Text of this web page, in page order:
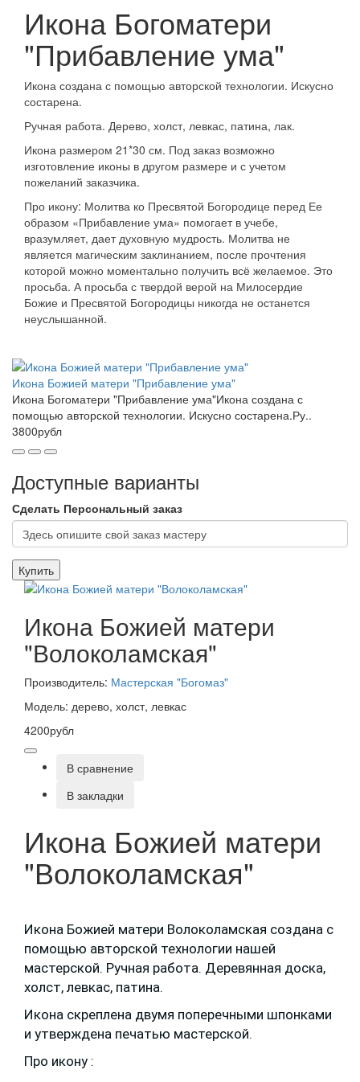
Икона Богоматери
"Прибавление ума"
Икона создана с помощью авторской технологии. Искусно
состарена.
Ручная работа. Дерево, холст, левкас, патина, лак.
Икона размером 21*30 см. Под заказ возможно
изготовление иконы в другом размере и с учетом
пожеланий заказчика.
Про икону: Молитва ко Пресвятой Богородице перед Ее
образом «Прибавление ума» помогает в учебе,
вразумляет, дает духовную мудрость. Молитва не
является магическим заклинанием, после прочтения
которой можно моментально получить всё желаемое. Это
просьба. А просьба с твердой верой на Милосердие
Божие и Пресвятой Богородицы никогда не останется
неуслышанной.
Икона Божией матери "Прибавление ума"
Икона Богоматери "Прибавление ума"Икона создана с
помощью авторской технологии. Искусно состарена.Ру..
3800рубл
Доступные варианты
Сделать Персональный заказ
Купить
Икона Божией матери
"Волоколамская"
Производитель: Мастерская "Богомаз"
Модель: дерево, холст, левкас
4200рубл
В сравнение
В закладки
Икона Божией матери
"Волоколамская"
Икона Божией матери Волоколамская создана с
помощью авторской технологии нашей
мастерской. Ручная работа. Деревянная доска,
холст, левкас, патина.
Икона скреплена двумя поперечными шпонками
и утверждена печатью мастерской.
Про икону :